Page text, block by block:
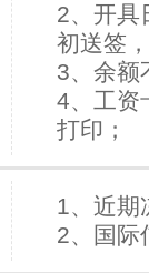
2、开具
初送签
3、余
4、工资
打印；
1、近期
2、国际